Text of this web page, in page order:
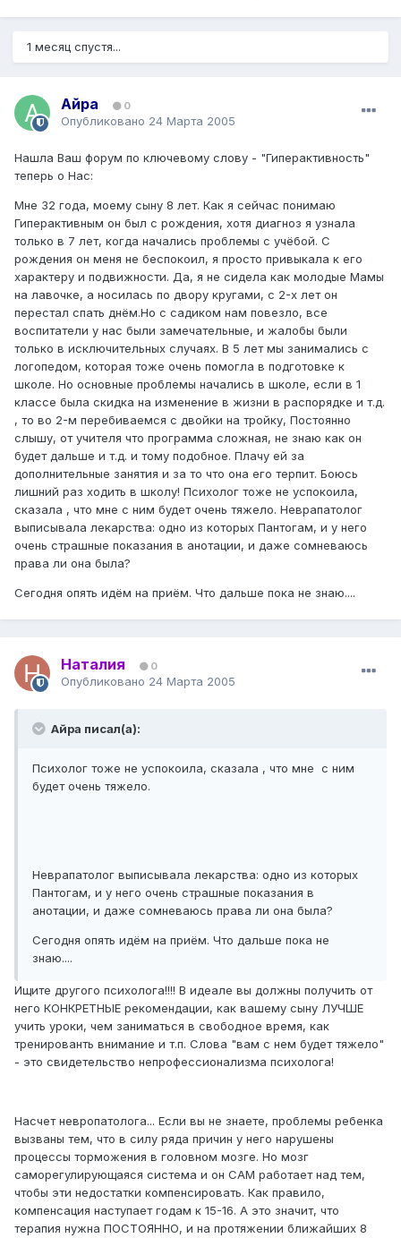
1 месяц спустя...
Айра 0
Опубликовано 24 Марта 2005
Нашла Ваш форум по ключевому слову - "Гиперактивность"
теперь о Нас:
Мне 32 года, моему сыну 8 лет. Как я сейчас понимаю
Гиперактивным он был с рождения, хотя диагноз я узнала
только в 7 лет, когда начались проблемы с учёбой. С
рождения он меня не беспокоил, я просто привыкала к его
характеру и подвижности. Да, я не сидела как молодые Мамы
на лавочке, а носилась по двору кругами, с 2-х лет он
перестал спать днём.Но с садиком нам повезло, все
воспитатели у нас были замечательные, и жалобы были
только в исключительных случаях. В 5 лет мы занимались с
логопедом, которая тоже очень помогла в подготовке к
школе. Но основные проблемы начались в школе, если в 1
классе была скидка на изменение в жизни в распорядке и т.д.
, то во 2-м перебиваемся с двойки на тройку, Постоянно
слышу, от учителя что программа сложная, не знаю как он
будет дальше и т.д. и тому подобное. Плачу ей за
дополнительные занятия и за то что она его терпит. Боюсь
лишний раз ходить в школу! Психолог тоже не успокоила,
сказала , что мне с ним будет очень тяжело. Неврапатолог
выписывала лекарства: одно из которых Пантогам, и у него
очень страшные показания в анотации, и даже сомневаюсь
права ли она была?
Сегодня опять идём на приём. Что дальше пока не знаю....
Наталия 0
Опубликовано 24 Марта 2005
Айра писал(а):
Психолог тоже не успокоила, сказала , что мне с ним
будет очень тяжело.
Неврапатолог выписывала лекарства: одно из которых
Пантогам, и у него очень страшные показания в
анотации, и даже сомневаюсь права ли она была?
Сегодня опять идём на приём. Что дальше пока не
знаю....
Ищите другого психолога!!!! В идеале вы должны получить от
него КОНКРЕТНЫЕ рекомендации, как вашему сыну ЛУЧШЕ
учить уроки, чем заниматься в свободное время, как
тренированть внимание и т.п. Слова "вам с нем будет тяжело"
- это свидетельство непрофессионализма психолога!
Насчет невропатолога... Если вы не знаете, проблемы ребенка
вызваны тем, что в силу ряда причин у него нарушены
процессы торможения в головном мозге. Но мозг
саморегулирующаяся система и он САМ работает над тем,
чтобы эти недостатки компенсировать. Как правило,
компенсация наступает годам к 15-16. А это значит, что
терапия нужна ПОСТОЯННО, и на протяжении ближайших 8